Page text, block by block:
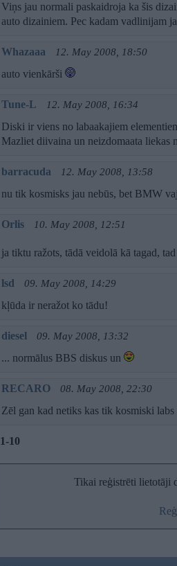
Viņs jau normali paskaidroja ka šis
auto dizainiem. Pec kadam vadlinijam
Whazaaa 12. May 2008, 18:50
auto vienkārši
Tune-L 12. May 2008, 16:34
Diski ir viens no labaakajiem
Mazliet diivaina un neizdomaata liekas
barracuda 12. May 2008, 13:58
nu tik kosmisks jau nebūs, bet BMW
Orlis 10. May 2008, 12:51
ja tiktu ražots, tādā veidolā kā tagad,
lsd 09. May 2008, 14:29
kļūda ir neražot ko tādu!
diesel 09. May 2008, 13:32
... normālus BBS diskus un
RECARO 08. May 2008, 22:30
Zēl gan kad netiks kas tik kosmiski
1-10
Tikai reģistrēti lietotāji